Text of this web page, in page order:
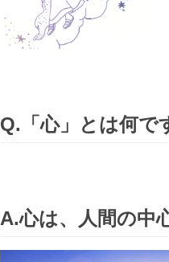
Q.「心」とは何で
A.心は、人間の中